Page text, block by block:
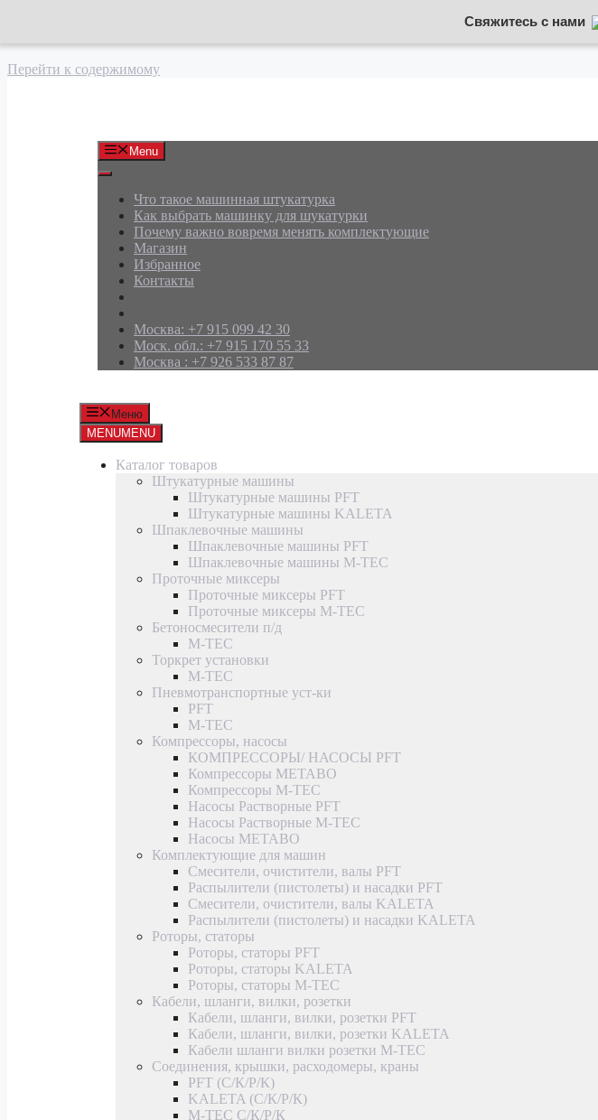
Свяжитесь с нами
Перейти к содержимому
Menu
Что такое машинная штукатурка
Как выбрать машинку для шукатурки
Почему важно вовремя менять комплектующие
Магазин
Избранное
Контакты
Москва: +7 915 099 42 30
Моск. обл.: +7 915 170 55 33
Москва : +7 926 533 87 87
Меню
MENUMENU
Каталог товаров
Штукатурные машины
Штукатурные машины PFT
Штукатурные машины KALETA
Шпаклевочные машины
Шпаклевочные машины PFT
Шпаклевочные машины M-TEC
Проточные миксеры
Проточные миксеры PFT
Проточные миксеры M-TEC
Бетоносмесители п/д
M-TEC
Торкрет установки
M-TEC
Пневмотранспортные уст-ки
PFT
M-TEC
Компрессоры, насосы
КОМПРЕССОРЫ/ НАСОСЫ PFT
Компрессоры METABO
Компрессоры M-TEC
Насосы Растворные PFT
Насосы Растворные M-TEC
Насосы METABO
Комплектующие для машин
Смесители, очистители, валы PFT
Распылители (пистолеты) и насадки PFT
Смесители, очистители, валы KALETA
Распылители (пистолеты) и насадки KALETA
Роторы, статоры
Роторы, статоры PFT
Роторы, статоры KALETA
Роторы, статоры M-TEC
Кабели, шланги, вилки, розетки
Кабели, шланги, вилки, розетки PFT
Кабели, шланги, вилки, розетки KALETA
Кабели шланги вилки розетки M-TEC
Соединения, крышки, расходомеры, краны
PFT (С/К/Р/К)
KALETA (С/К/Р/К)
M-TEC С/К/Р/К